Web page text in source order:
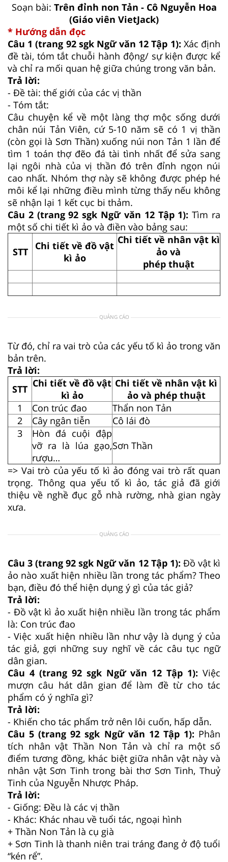
Soạn bài: Trên đỉnh non Tản - Cô Nguyễn Hoa
(Giáo viên VietJack)
* Hướng dẫn đọc
Câu 1 (trang 92 sgk Ngữ văn 12 Tập 1): Xác định
đề tài, tóm tắt chuỗi hành động/ sự kiện được kể
và chỉ ra mối quan hệ giữa chúng trong văn bản.
Trả lời:
- Đề tài: thế giới của các vị thần
- Tóm tắt:
Câu chuyện kể về một làng thợ mộc sống dưới
chân núi Tản Viên, cứ 5-10 năm sẽ có 1 vị thần
(còn gọi là Sơn Thần) xuống núi non Tản 1 lần để
tìm 1 toán thợ đẽo đá tài tình nhất để sửa sang
lại ngôi nhà của vị thần đó trên đỉnh ngọn núi
cao nhất. Nhóm thợ này sẽ không được phép hé
môi kể lại những điều mình từng thấy nếu không
sẽ nhận lại 1 kết cục bi thảm.
Câu 2 (trang 92 sgk Ngữ văn 12 Tập 1):Tìm ra
một số chi tiết kì ảo và điền vào bảng sau:
STT
Chi tiết về đồ vật
kì ảo
Chi tiết về nhân vật kì
ảo và
phép thuật
QUẢNG CÁO
Từ đó, chỉ ra vai trò của các yếu tố kì ảo trong văn
bản trên.
Trả lời:
STT Chi tiết về đồ vật
kì ảo
Chi tiết về nhân vật kì
ảo và phép thuật
1
Con trúc đao
Thẩn non Tản
2
Cây ngân tiễn
Cô lái đò
3
Hòn đá cuội đập
vỡ ra là lúa gạo,
rượu…
Sơn Thần
=> Vai trò của yếu tố kì ảo đóng vai trò rất quan
trọng. Thông qua yếu tố kì ảo, tác giả đã giới
thiệu về nghề đục gỗ nhà rường, nhà gian ngày
xưa.
QUẢNG CÁO
Câu 3 (trang 92 sgk Ngữ văn 12 Tập 1): Đồ vật kì
ảo nào xuất hiện nhiều lần trong tác phẩm? Theo
bạn, điều đó thể hiện dụng ý gì của tác giả?
Trả lời:
- Đồ vật kì ảo xuất hiện nhiều lần trong tác phẩm
là: Con trúc đao
- Việc xuất hiện nhiều lần như vậy là dụng ý của
tác giả, gợi những suy nghĩ về các câu tục ngữ
dân gian.
Câu 4 (trang 92 sgk Ngữ văn 12 Tập 1): Việc
mượn câu hát dân gian để làm đề từ cho tác
phẩm có ý nghĩa gì?
Trả lời:
- Khiến cho tác phẩm trở nên lôi cuốn, hấp dẫn.
Câu 5 (trang 92 sgk Ngữ văn 12 Tập 1): Phân
tích nhân vật Thần Non Tản và chỉ ra một số
điểm tương đồng, khác biệt giữa nhân vật này và
nhân vật Sơn Tinh trong bài thơ Sơn Tinh, Thuỷ
Tinh của Nguyễn Nhược Pháp.
Trả lời:
- Giống: Đều là các vị thần
- Khác: Khác nhau về tuổi tác, ngoại hình
+ Thần Non Tản là cụ già
+ Sơn Tinh là thanh niên trai tráng đang ở độ tuổi
“kén rể”.